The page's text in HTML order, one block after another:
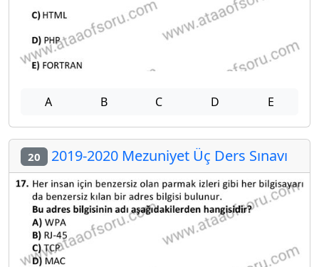
A B C D E
20 2019-2020 Mezuniyet Üç Ders Sınavı